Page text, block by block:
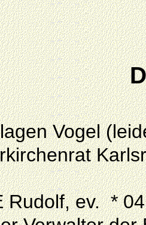
Vogel
ev. *